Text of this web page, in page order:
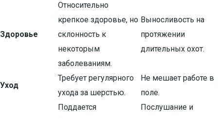
Здоровье
Относительно
крепкое здоровье, но
склонность к
некоторым
заболеваниям.
Выносливость на
протяжении
длительных охот.
Уход
Требует регулярного
ухода за шерстью.
Не мешает работе в
поле.
Поддается
Послушание и